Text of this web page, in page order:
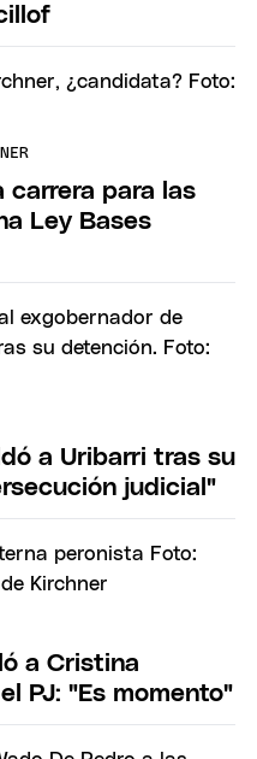
carrera para las
Ley Bases
a Uribarri tras su
judicial"
a Cristina
PJ: "Es momento"